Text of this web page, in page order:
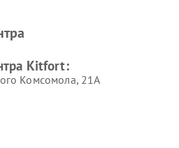
Kitfort
Kitfort
Kitfort:
Комсомола, 21А